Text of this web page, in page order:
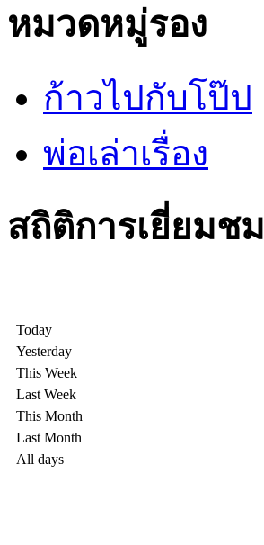
หมวดหมู่รอง
ก้าวไปกับโป๊ป
พ่อเล่าเรื่อง
สถิติการเยี่ยมชม
Today
Yesterday
This Week
Last Week
This Month
Last Month
All days